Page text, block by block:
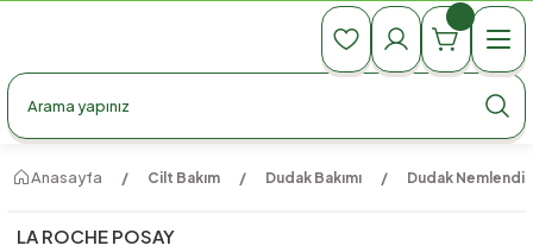
990 TL Üzeri Ücretsiz Kargo
990 TL Üzeri Ücretsiz Kargo
Anasayfa Cilt Bakım Dudak Bakımı Dudak
LA ROCHE POSAY